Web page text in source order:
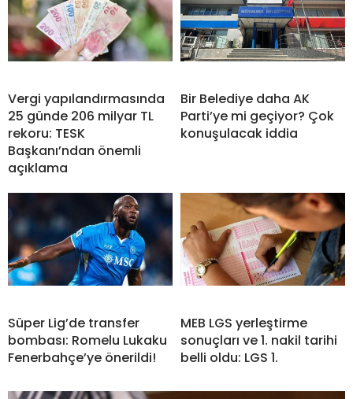
Vergi yapılandırmasında
25 günde 206 milyar TL
rekoru: TESK
Başkanı’ndan önemli
açıklama
Bir Belediye daha AK
Parti’ye mi geçiyor? Çok
konuşulacak iddia
Süper Lig’de transfer
bombası: Romelu Lukaku
Fenerbahçe’ye önerildi!
MEB LGS yerleştirme
sonuçları ve 1. nakil tarihi
belli oldu: LGS 1.